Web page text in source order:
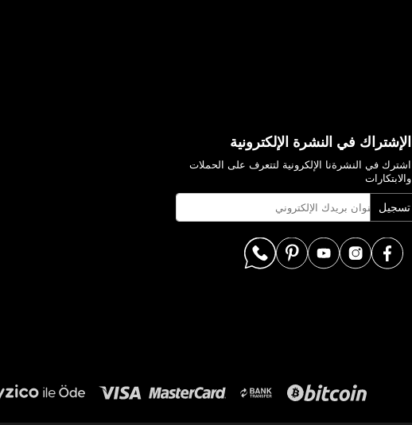
الإشتراك في النشرة الإلكترونية
اشترك في النشرةنا الإلكرونية لتتعرف على الحملات
والابتكارات
تسجيل